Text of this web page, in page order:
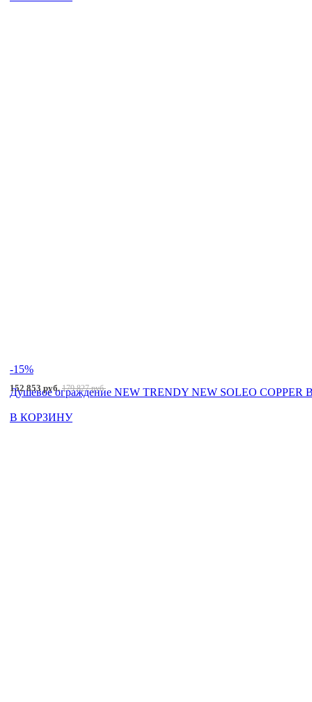
-15%
Душевое ограждение NEW TRENDY NEW SOLEO COPPER
152 853 руб.179 827 руб.
В КОРЗИНУ